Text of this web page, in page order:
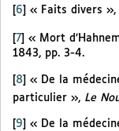
[6] « Faits divers »,
[7] « Mort
1843, pp. 3-4.
8
« De la
particulier », Le
9
« De la